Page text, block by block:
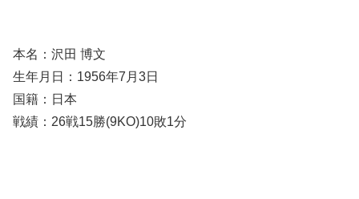
本名：沢田 博文
生年月日：1956年7月3日
国籍：日本
戦績：26戦15勝(9KO)10敗1分